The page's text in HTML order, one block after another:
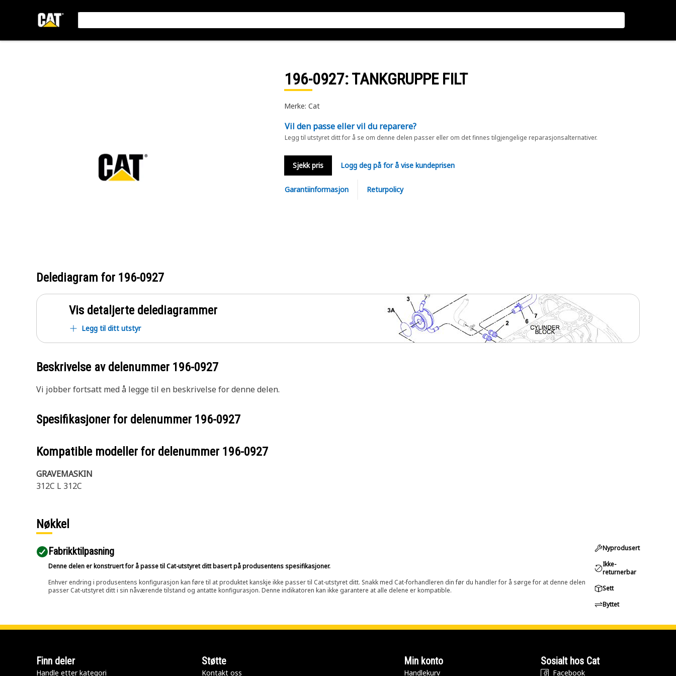
196-0927: TANKGRUPPE FILT
Merke: Cat
Vil den passe eller vil du reparere?
Legg til utstyret ditt for å se om denne delen passer eller om det finnes tilgjengelige reparasjonsalternativer.
Sjekk pris Logg deg på for å vise kundeprisen
Garantiinformasjon Returpolicy
Delediagram for 196-0927
Vis detaljerte delediagrammer
Legg til ditt utstyr
Beskrivelse av delenummer 196-0927
Vi jobber fortsatt med å legge til en beskrivelse for denne delen.
Spesifikasjoner for delenummer 196-0927
Kompatible modeller for delenummer 196-0927
GRAVEMASKIN
312C L 312C
Nøkkel
Fabrikktilpasning
Denne delen er konstruert for å passe til Cat-utstyret ditt basert på produsentens spesifikasjoner.
Enhver endring i produsentens konfigurasjon kan føre til at produktet kanskje ikke passer til Cat-utstyret ditt. Snakk med Cat-forhandleren din før du handler for å sørge for at denne delen
passer Cat-utstyret ditt i sin nåværende tilstand og antatte konfigurasjon. Denne indikatoren kan ikke garantere at alle delene er kompatible.
Nyprodusert
Ikke-
returnerbar
Sett
Byttet
Finn deler
Handle etter kategori
Støtte
Kontakt oss
Min konto
Handlekurv
Sosialt hos Cat
Facebook